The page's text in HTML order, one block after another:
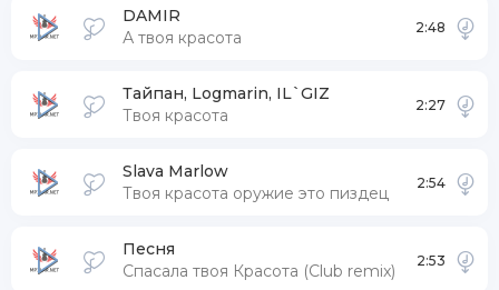
DAMIR
А твоя красота
2:48
Тайпан, Logmarin, IL`GIZ
Твоя красота
2:27
Slava Marlow
Твоя красота оружие это пиздец
2:54
Песня
Спасала твоя Красота (Club remix)
2:53